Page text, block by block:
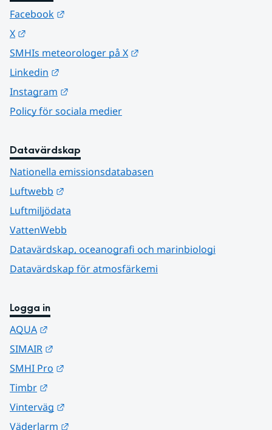
Facebook
X
SMHIs meteorologer på X
Linkedin
Instagram
Policy för sociala medier
Datavärdskap
Nationella emissionsdatabasen
Luftwebb
Luftmiljödata
VattenWebb
Datavärdskap, oceanografi och marinbiologi
Datavärdskap för atmosfärkemi
Logga in
AQUA
SIMAIR
SMHI Pro
Timbr
Vinterväg
Väderlarm